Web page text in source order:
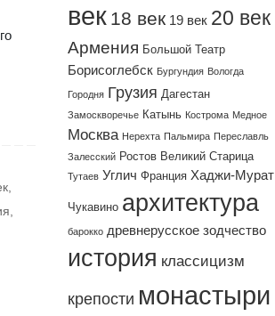
век 18 век 19 век 20 век
Армения Большой Театр
Борисоглебск Бургундия Вологда
Городня Грузия Дагестан
Замоскворечье Катынь Кострома Медное
Москва Нерехта Пальмира Переславль
Залесский Ростов Великий Старица
Тутаев Углич Франция Хаджи-Мурат
Чукавино архитектура
барокко древнерусское зодчество
история классицизм
крепости монастыри